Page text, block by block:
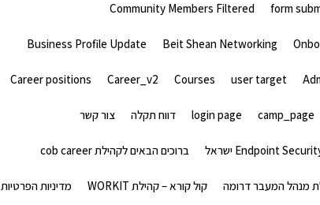
form
Community Members Filtered
Beit Shean Networking
Business Profile Update
user target
Courses
Career_v2
Career positions
camp_page
login page דווח תקלה צור קשר
ברוכים הבאים לקהילת cob career
מנהל המעבר דרומה קול קורא – קהילת WORKIT מדיניות הפרטיות